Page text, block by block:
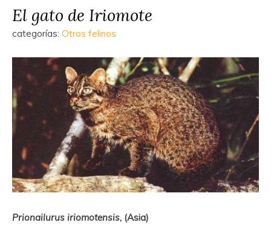
El gato de Iriomote
categorías: Otros felinos
Prionailurus iriomotensis, (Asia)